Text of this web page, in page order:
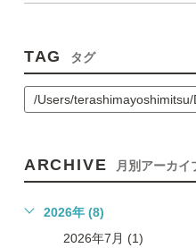
TAG タグ
/Users/
ARCHIVE 月別アーカイ
2026年 (8)
2026年7月 (1)